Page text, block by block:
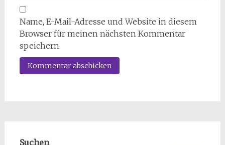
Name, E-Mail-Adresse und Website in diesem
Browser für meinen nächsten Kommentar
speichern.
Suchen